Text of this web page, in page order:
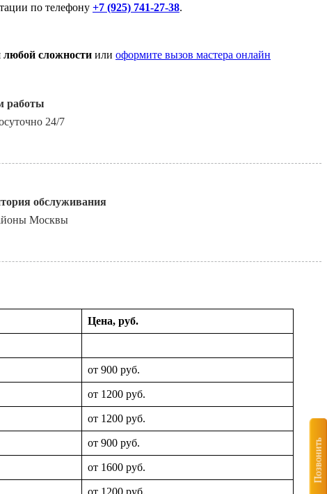
по телефону +7 (925) 741-27-38.
любой сложности или оформите вызов мастера онлайн
работы
24/7
обслуживания
Москвы
Цена, руб.
от 900 руб.
от 1200 руб.
от 1200 руб.
от 900 руб.
от 1600 руб. Позвонить